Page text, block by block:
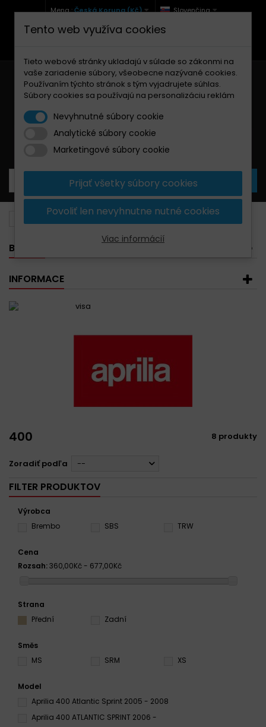
Mena :Česká Koruna (Kč) Slovenčina
+420 771 127 977 (Po-Pá, 9-12 a 13-17)
Košík0Produkty
BANNER
INFORMACE
400 8 produkty
Zoradiť podľa --
FILTER PRODUKTOV
Výrobca
Brembo
SBS TRW
Cena
Rozsah:360,00Kč - 677,00Kč
Strana
Přední
Zadní
Směs
MS
SRM XS
Model
Aprilia 400 Atlantic Sprint 2005 - 2008
Aprilia 400 ATLANTIC SPRINT 2006 -
Tento web využíva cookies
Tieto webové stránky ukladajú v súlade so zákonmi na
vaše zariadenie súbory, všeobecne nazývané cookies.
Používaním týchto stránok s tým vyjadrujete súhlas.
Súbory cookies sa používajú na personalizáciu reklám
Nevyhnutné súbory cookie
Analytické súbory cookie
Marketingové súbory cookie
Prijať všetky súbory cookies
Povoliť len nevyhnutne nutné cookies
Viac informácií